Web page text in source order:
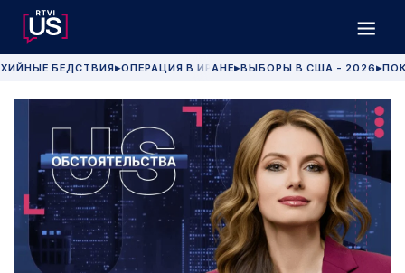
БЕДСТВИЯ▶ОПЕРАЦИЯ В ИРАНЕ▶ВЫБОРЫ В США - 2026 ▶